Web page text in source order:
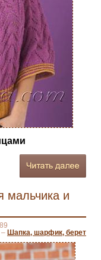
мальчика и
– Шапка, шарфик, берет